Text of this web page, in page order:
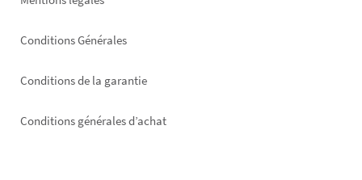
Conditions Générales
Conditions de la garantie
Conditions générales d’achat